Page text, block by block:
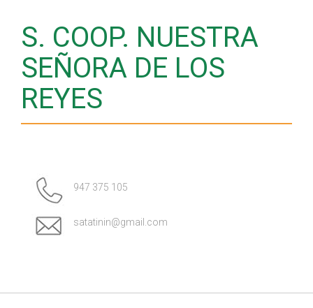
S. COOP. NUESTRA
SEÑORA DE LOS
REYES
947 375 105
satatinin@gmail.com